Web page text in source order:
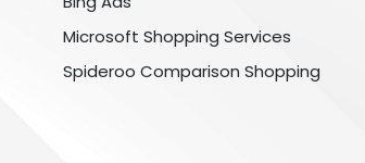
Microsoft Shopping Services
Spideroo Comparison Shopping